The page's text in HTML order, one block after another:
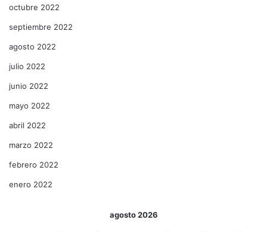
octubre 2022
septiembre 2022
agosto 2022
julio 2022
junio 2022
mayo 2022
abril 2022
marzo 2022
febrero 2022
enero 2022
agosto 2026